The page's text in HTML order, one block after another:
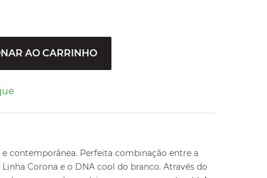
AO CARRINHO
contemporânea. Perfeita combinação entre a
Corona e o DNA cool do branco. Através do